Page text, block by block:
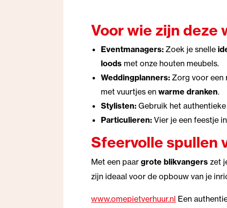
Voor wie zijn deze
Eventmanagers: Zoek je snelle
loods met onze houten meubels.
Weddingplanners: Zorg voor
met vuurtjes enwarme dranken.
Stylisten: Gebruik het
Particulieren: Vier je een feestje
Sfeervolle spullen
Met een paargrote blikvangers zet
zijn ideaal voor de opbouw van je
www.omepietverhuur.nl Een